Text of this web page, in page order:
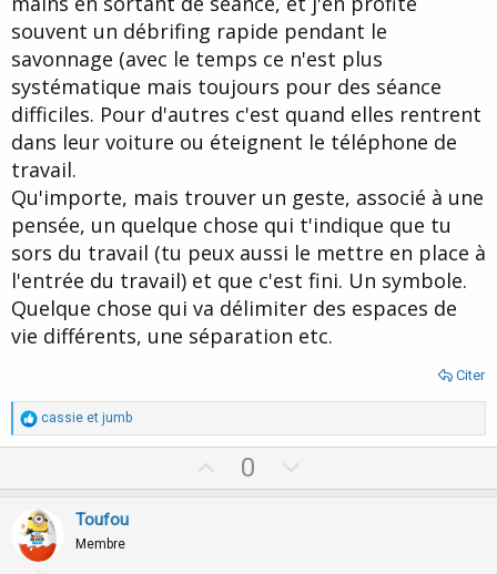
souvent un débrifing rapide pendant le
savonnage (avec le temps ce n'est plus
systématique mais toujours pour des séance
difficiles. Pour d'autres c'est quand elles rentrent
dans leur voiture ou éteignent le téléphone de
travail.
Qu'importe, mais trouver un geste, associé à une
pensée, un quelque chose qui t'indique que tu
sors du travail (tu peux aussi le mettre en place à
l'entrée du travail) et que c'est fini. Un symbole.
Quelque chose qui va délimiter des espaces de
vie différents, une séparation etc.
Citer
R
é
a
t
o
n
s
cassie et jumb
p
0
o
Toufou
Membre